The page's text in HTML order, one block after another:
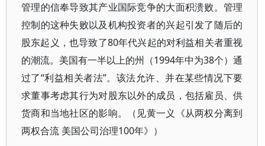
管理的信奉导致其产业国际竞争的大面积溃败。管理
控制的这种失败以及机构投资者的兴起引发了随后的
股东起义，也导致了80年代兴起的对利益相关者重视
的潮流。美国有一半以上的州（1994年中为38个）通
过了“利益相关者法”。该法允许、并在某些情况下要
求董事考虑其行为对股东以外的成员，包括雇员、供
货商和当地社区的影响。（见黄一义《从两权分离到
两权合流 美国公司治理100年》）